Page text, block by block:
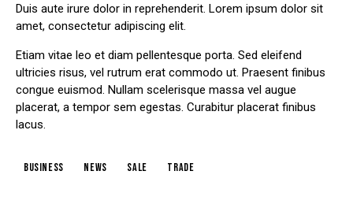
Duis aute irure dolor in reprehenderit. Lorem ipsum dolor sit
amet, consectetur adipiscing elit.
Etiam vitae leo et diam pellentesque porta. Sed eleifend
ultricies risus, vel rutrum erat commodo ut. Praesent finibus
congue euismod. Nullam scelerisque massa vel augue
placerat, a tempor sem egestas. Curabitur placerat finibus
lacus.
business news sale trade